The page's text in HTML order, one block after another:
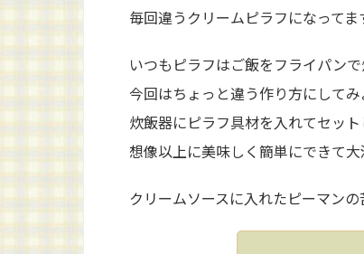
毎回違うクリームピラフになって
いつもピラフはご飯をフライパン
今回はちょっと違う作り方にしてみ
炊飯器にピラフ具材を入れてセット
想像以上に美味しく簡単にできて
クリームソースに入れたピーマン